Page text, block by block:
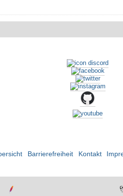
Barrierefreiheit Kontakt